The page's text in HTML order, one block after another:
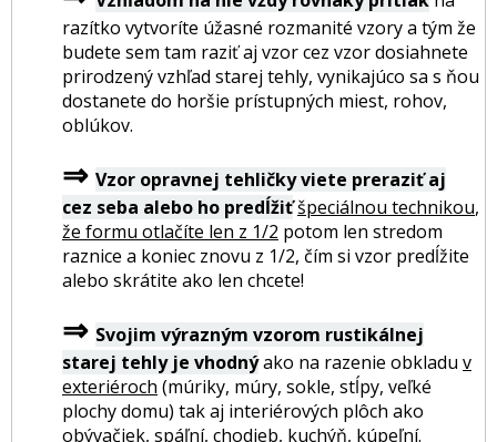
razítko vytvoríte úžasné rozmanité vzory a tým že
budete sem tam raziť aj vzor cez vzor dosiahnete
prirodzený vzhľad starej tehly, vynikajúco sa s ňou
dostanete do horšie prístupných miest, rohov,
oblúkov.
⇒ Vzor opravnej tehličky viete preraziť aj
cez seba alebo ho predĺžiťšpeciálnou technikou,
že formu otlačíte len z 1/2 potom len stredom
raznice a koniec znovu z 1/2, čím si vzor predĺžite
alebo skrátite ako len chcete!
⇒ Svojim výrazným vzorom rustikálnej
starej tehly je vhodnýako na razenie obkladu v
exteriéroch (múriky, múry, sokle, stĺpy, veľké
plochy domu) tak aj interiérových plôch ako
obývačiek, spáľní, chodieb, kuchýň, kúpeľní.